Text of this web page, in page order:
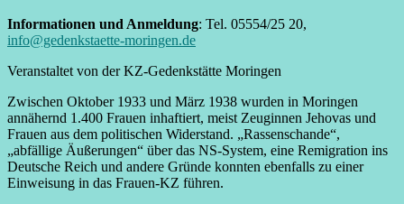
Informationen und Anmeldung: Tel. 05554/25 20,
info@gedenkstaette-moringen.de
Veranstaltet von der KZ-Gedenkstätte Moringen
Zwischen Oktober 1933 und März 1938 wurden in Moringen
annähernd 1.400 Frauen inhaftiert, meist Zeuginnen Jehovas und
Frauen aus dem politischen Wider­stand. „Rassen­schande“,
„abfällige Äußerungen“ über das NS-System, eine Remigration ins
Deutsche Reich und andere Gründe konnten ebenfalls zu einer
Einweisung in das Frauen-KZ führen.